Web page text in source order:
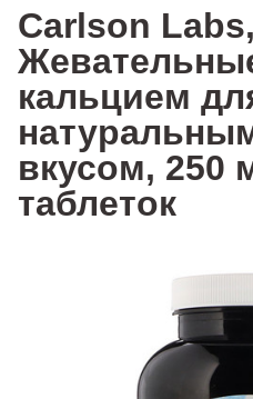
Carlson Labs,
кальцием
вкусом, 250
таблеток